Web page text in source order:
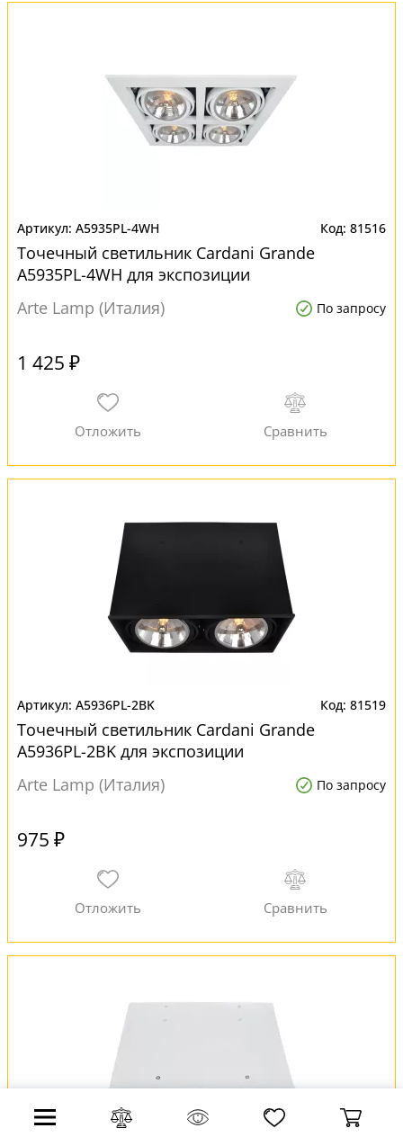
A5935PL-4WH 81516
Точечный светильник Cardani Grande
A5935PL-4WH для экспозиции
Arte Lamp (Италия)
По запросу
1 425 ₽
A5936PL-2BK 81519
Точечный светильник Cardani Grande
A5936PL-2BK для экспозиции
Arte Lamp (Италия)
По запросу
975 ₽